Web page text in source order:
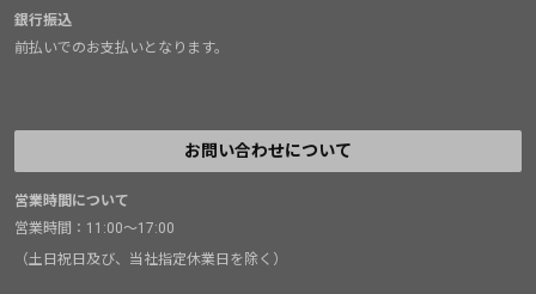
銀行振込
前払いでのお支払いとなります。
お問い合わせについて
営業時間について
営業時間：11:00～17:00
（土日祝日及び、当社指定休業日を除く）